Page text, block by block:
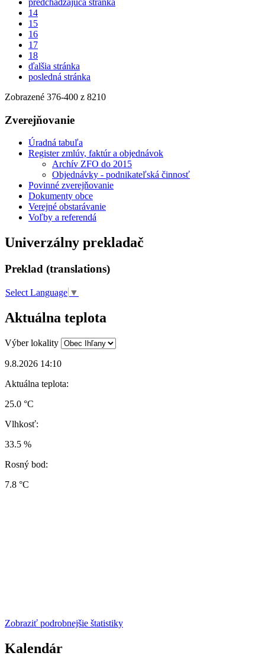
14
15
16
17
18
ďalšia stránka
posledná stránka
Zobrazené 376-400 z 8210
Zverejňovanie
Úradná tabuľa
Register zmlúv, faktúr a objednávok
Archív ZFO do 2015
Objednávky - podnikateľská činnosť
Povinné zverejňovanie
Dokumenty obce
Verejné obstarávanie
Voľby a referendá
Univerzálny prekladač
Preklad (translations)
Select Language ▼
Aktuálna teplota
Výber lokality
9.8.2026 14:10
Aktuálna teplota:
25.0 °C
Vlhkosť:
33.5 %
Rosný bod:
7.8 °C
Zobraziť podrobnejšie štatistiky
Kalendár